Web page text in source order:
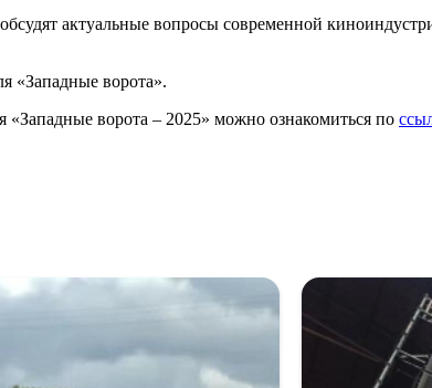
актуальные вопросы современной
«Западные ворота».
ворота – 2025» можно ознакомиться по